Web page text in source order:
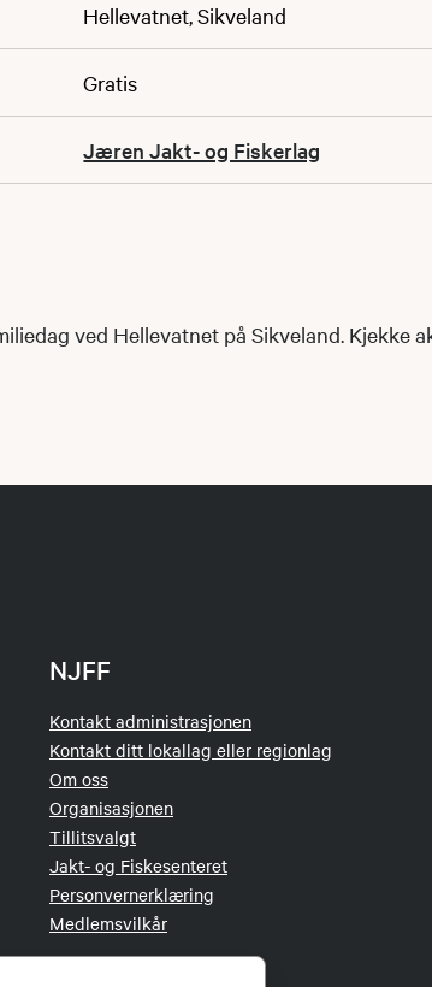
Hellevatnet, Sikveland
Gratis
Jæren Jakt- og Fiskerlag
ved Hellevatnet på Sikveland. Kjekke
NJFF
Kontakt administrasjonen
Kontakt ditt lokallag eller regionlag
Om oss
Organisasjonen
Tillitsvalgt
Jakt- og Fiskesenteret
Personvernerklæring
Medlemsvilkår